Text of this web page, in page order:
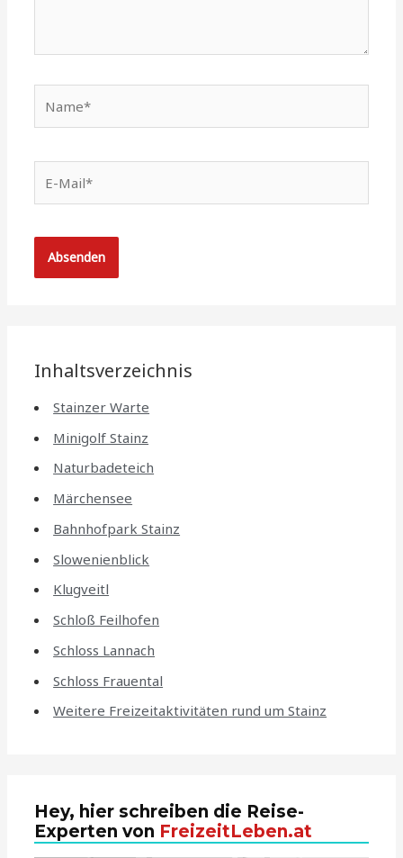
Mail*
Inhaltsverzeichnis
Stainzer Warte
Minigolf Stainz
Naturbadeteich
Märchensee
Bahnhofpark Stainz
Slowenienblick
Klugveitl
Schloß Feilhofen
Schloss Lannach
Schloss Frauental
Weitere Freizeitaktivitäten rund um Stainz
Hey, hier schreiben die Reise-
Experten von FreizeitLeben.at